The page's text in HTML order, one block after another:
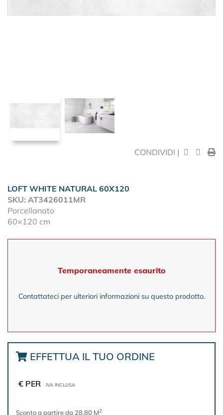
CONDIVIDI |
LOFT WHITE NATURAL 60X120
SKU: AT3426011MR
Porcellanato
60×120 cm
Temporaneamente esaurito
Contattateci per ulteriori informazioni su questo prodotto.
EFFETTUA IL TUO ORDINE
€ PER IVA INCLUSA
Sconto a partire da 28,80 M2